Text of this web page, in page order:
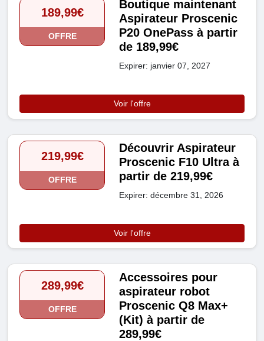
189,99€
OFFRE
Boutique maintenant
Aspirateur Proscenic
P20 OnePass à partir
de 189,99€
Expirer: janvier 07, 2027
Voir l'offre
219,99€
OFFRE
Découvrir Aspirateur
Proscenic F10 Ultra à
partir de 219,99€
Expirer: décembre 31, 2026
Voir l'offre
289,99€
OFFRE
Accessoires pour
aspirateur robot
Proscenic Q8 Max+
(Kit) à partir de
289,99€